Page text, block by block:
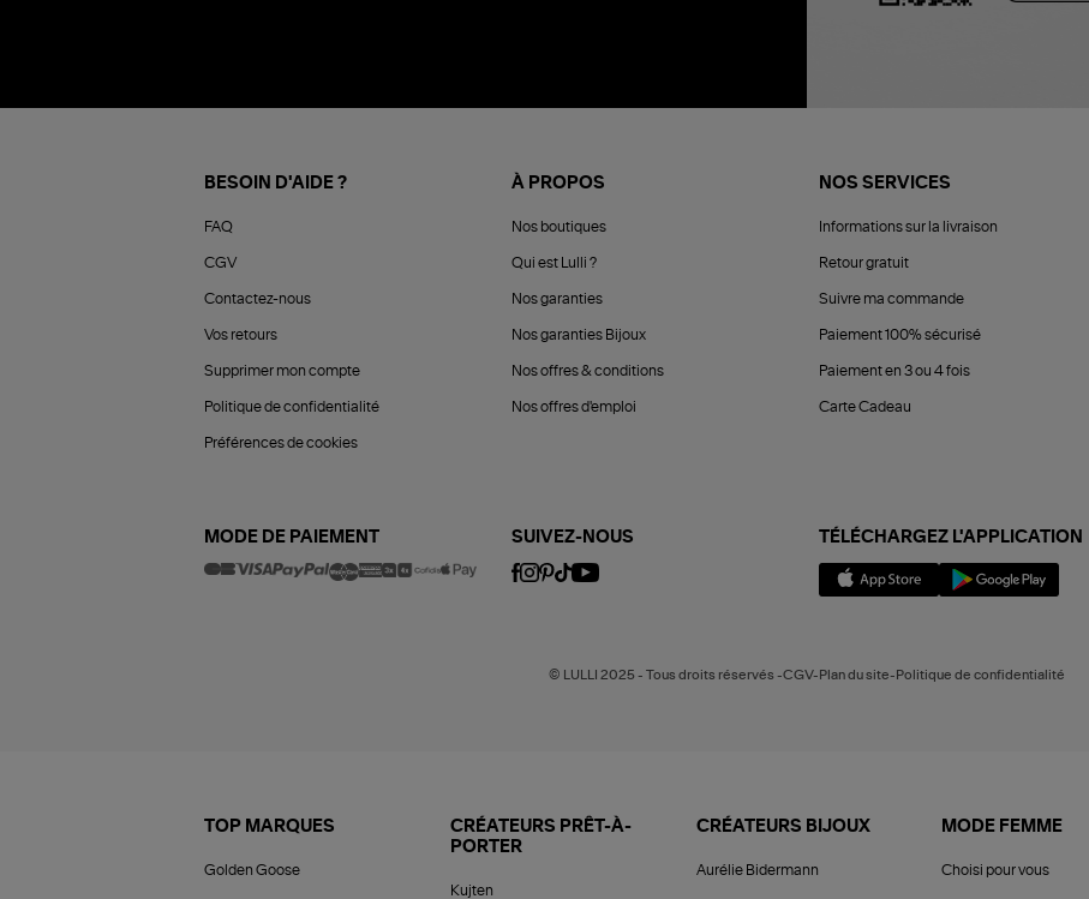
BESOIN D'AIDE ?
FAQ
CGV
Contactez-nous
Vos retours
Supprimer mon compte
Politique de confidentialité
Préférences de cookies
À PROPOS
Nos boutiques
Qui est Lulli ?
Nos garanties
Nos garanties Bijoux
Nos offres & conditions
Nos offres d'emploi
NOS SERVICES
Informations sur la livraison
Retour gratuit
Suivre ma commande
Paiement 100% sécurisé
Paiement en 3 ou 4 fois
Carte Cadeau
MODE DE PAIEMENT SUIVEZ-NOUS TÉLÉCHARGEZ L'APPLICATION
© LULLI 2025 - Tous droits réservés -CGV-Plan du site-Politique de confidentialité
TOP MARQUES
Golden Goose
CRÉATEURS PRÊT-À-
PORTER
Kujten
CRÉATEURS BIJOUX
Aurélie Bidermann
MODE FEMME
Choisi pour vous